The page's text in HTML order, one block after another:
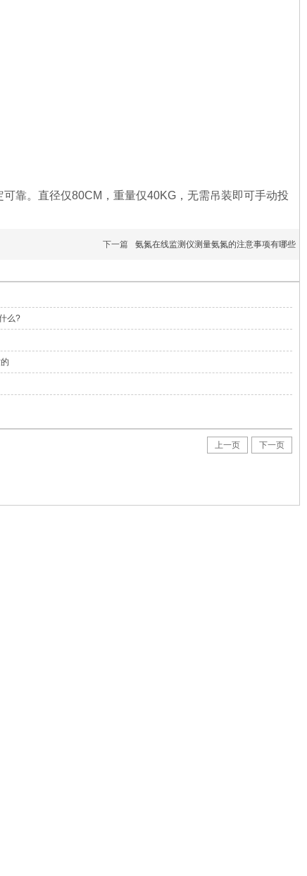
靠。直径仅80CM，重量仅40KG，无需吊装即可手动投
下一篇 氨氮在线监测仪测量氨氮的注意事项有哪些
么?
上一页 下一页